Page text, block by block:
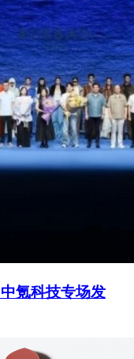
氪科技专场发